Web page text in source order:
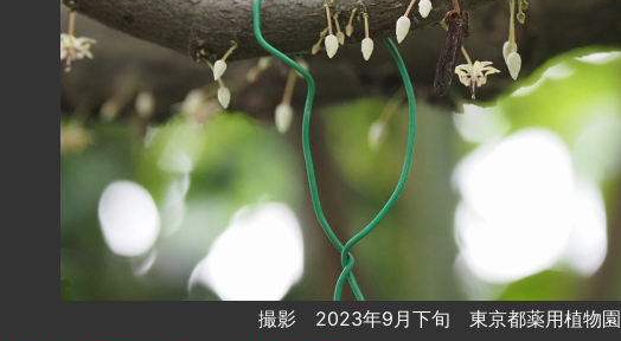
撮影 2023年9月下旬 東京都薬用植物園